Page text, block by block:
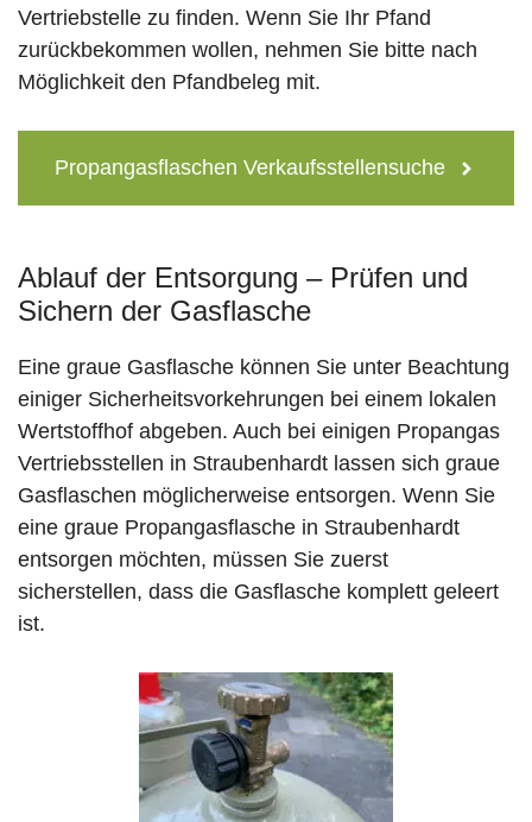
Vertriebstelle zu finden. Wenn Sie Ihr Pfand
zurückbekommen wollen, nehmen Sie bitte nach
Möglichkeit den Pfandbeleg mit.
Propangasflaschen Verkaufsstellensuche
Ablauf der Entsorgung – Prüfen und
Sichern der Gasflasche
Eine graue Gasflasche können Sie unter Beachtung
einiger Sicherheitsvorkehrungen bei einem lokalen
Wertstoffhof abgeben. Auch bei einigen Propangas
Vertriebsstellen in Straubenhardt lassen sich graue
Gasflaschen möglicherweise entsorgen. Wenn Sie
eine graue Propangasflasche in Straubenhardt
entsorgen möchten, müssen Sie zuerst
sicherstellen, dass die Gasflasche komplett geleert
ist.